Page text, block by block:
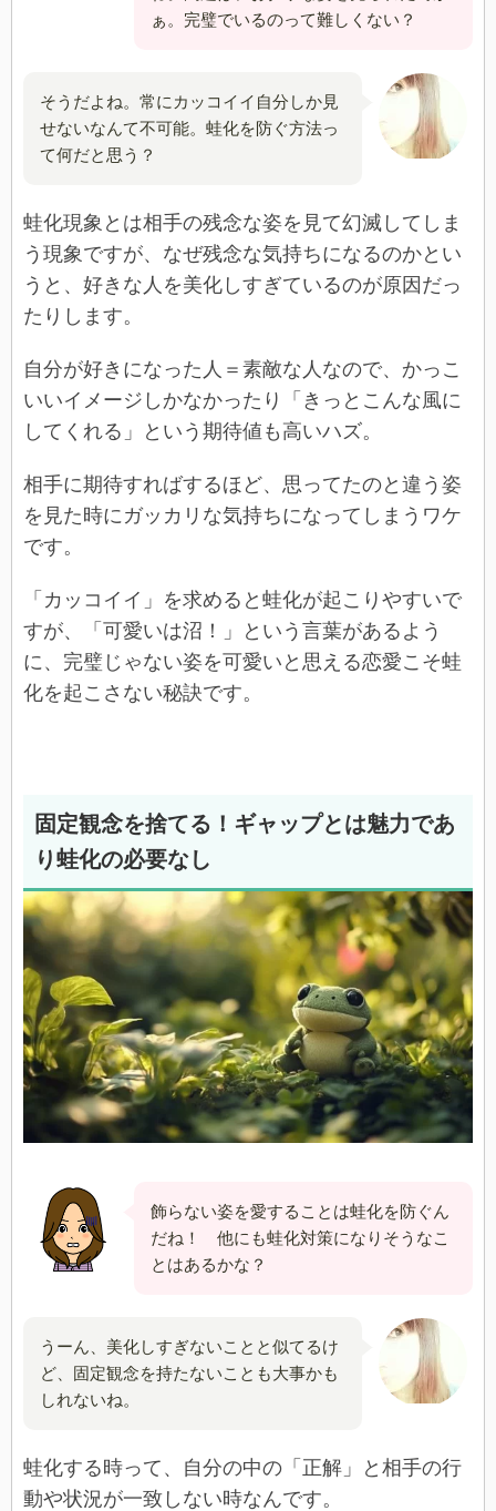
ぁ。完璧でいるのって難しくない？
そうだよね。常にカッコイイ自分しか見
せないなんて不可能。蛙化を防ぐ方法っ
て何だと思う？
蛙化現象とは相手の残念な姿を見て幻滅してしま
う現象ですが、なぜ残念な気持ちになるのかとい
うと、好きな人を美化しすぎているのが原因だっ
たりします。
自分が好きになった人＝素敵な人なので、かっこ
いいイメージしかなかったり「きっとこんな風に
してくれる」という期待値も高いハズ。
相手に期待すればするほど、思ってたのと違う姿
を見た時にガッカリな気持ちになってしまうワケ
です。
「カッコイイ」を求めると蛙化が起こりやすいで
すが、「可愛いは沼！」という言葉があるよう
に、完璧じゃない姿を可愛いと思える恋愛こそ蛙
化を起こさない秘訣です。
固定観念を捨てる！ギャップとは魅力であ
り蛙化の必要なし
飾らない姿を愛することは蛙化を防ぐん
だね！ 他にも蛙化対策になりそうなこ
とはあるかな？
うーん、美化しすぎないことと似てるけ
ど、固定観念を持たないことも大事かも
しれないね。
蛙化する時って、自分の中の「正解」と相手の行
動や状況が一致しない時なんです。